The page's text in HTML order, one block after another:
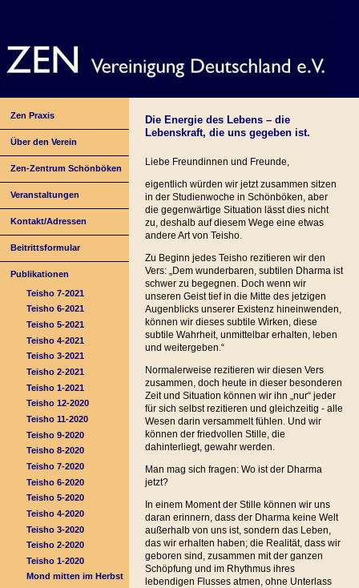
Zen Praxis
Über den Verein
Zen-Zentrum Schönböken
Veranstaltungen
Kontakt/Adressen
Beitrittsformular
Publikationen
Teisho 7-2021
Teisho 6-2021
Teisho 5-2021
Teisho 4-2021
Teisho 3-2021
Teisho 2-2021
Teisho 1-2021
Teisho 12-2020
Teisho 11-2020
Teisho 9-2020
Teisho 8-2020
Teisho 7-2020
Teisho 6-2020
Teisho 5-2020
Teisho 4-2020
Teisho 3-2020
Teisho 2-2020
Teisho 1-2020
Mond mitten im Herbst
Die Energie des Lebens – die
Lebenskraft, die uns gegeben ist.
Liebe Freundinnen und Freunde,
eigentlich würden wir jetzt zusammen sitzen
in der Studienwoche in Schönböken, aber
die gegenwärtige Situation lässt dies nicht
zu, deshalb auf diesem Wege eine etwas
andere Art von Teisho.
Zu Beginn jedes Teisho rezitieren wir den
Vers: „Dem wunderbaren, subtilen Dharma ist
schwer zu begegnen. Doch wenn wir
unseren Geist tief in die Mitte des jetzigen
Augenblicks unserer Existenz hineinwenden,
können wir dieses subtile Wirken, diese
subtile Wahrheit, unmittelbar erhalten, leben
und weitergeben.“
Normalerweise rezitieren wir diesen Vers
zusammen, doch heute in dieser besonderen
Zeit und Situation können wir ihn „nur“ jeder
für sich selbst rezitieren und gleichzeitig - alle
Wesen darin versammelt fühlen. Und wir
können der friedvollen Stille, die
dahinterliegt, gewahr werden.
Man mag sich fragen: Wo ist der Dharma
jetzt?
In einem Moment der Stille können wir uns
daran erinnern, dass der Dharma keine Welt
außerhalb von uns ist, sondern das Leben,
das wir erhalten haben; die Realität, dass wir
geboren sind, zusammen mit der ganzen
Schöpfung und im Rhythmus ihres
lebendigen Flusses atmen, ohne Unterlass